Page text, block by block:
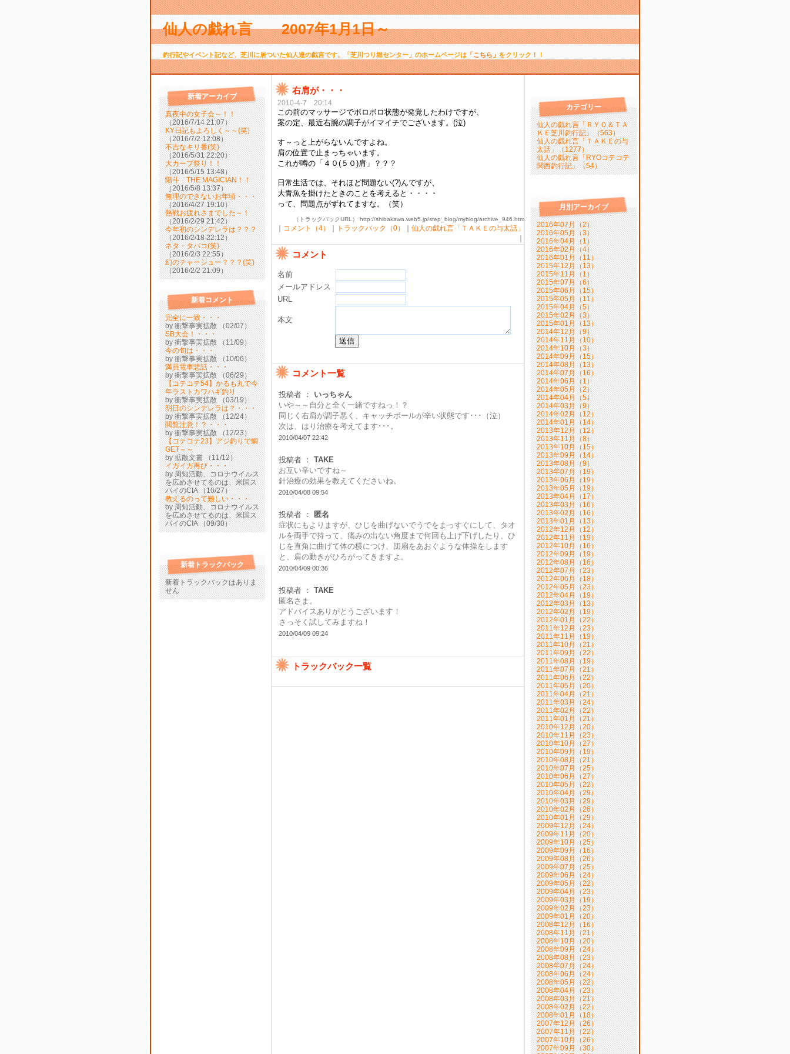
仙人の戯れ言 2007年1月1日～
釣行記やイベント記など、芝川に居ついた仙人達の戯言です。「芝川つり堀センター」のホームページは 「こちら」 をクリック！！
新着アーカイブ
真夜中の女子会～！！
（2016/7/14 21:07）
KY日記もよろしく～～(笑)
（2016/7/2 12:08）
不吉なキリ番(笑)
（2016/5/31 22:20）
大カープ祭り！！
（2016/5/15 13:48）
陽斗 THE MAGICIAN！！
（2016/5/8 13:37）
無理のできないお年頃・・・
（2016/4/27 19:10）
熱戦お疲れさまでした～！
（2016/2/29 21:42）
今年初のシンデレラは？？？
（2016/2/18 22:12）
ネタ・タバコ(笑)
（2016/2/3 22:55）
幻のチャーシュー？？？(笑)
（2016/2/2 21:09）
新着コメント
完全に一致・・・
by 衝撃事実拡散 （02/07）
SB大会！・・・
by 衝撃事実拡散 （11/09）
今の旬は・・・
by 衝撃事実拡散 （10/06）
満員電車悲話・・・
by 衝撃事実拡散 （06/29）
【コテコテ54】かるも丸で今
年ラストカワハギ釣り
by 衝撃事実拡散 （03/19）
明日のシンデレラは？・・・
by 衝撃事実拡散 （12/24）
閲覧注意！？・・・
by 衝撃事実拡散 （12/23）
【コテコテ23】アジ釣りで鯛
GET～～
by 拡散文書 （11/12）
イガイガ再び・・・
by 周知活動、コロナウイルス
を広めさせてるのは、米国ス
パイのCIA （10/27）
教えるのって難しい・・・
by 周知活動、コロナウイルス
を広めさせてるのは、米国ス
パイのCIA （09/30）
新着トラックバック
新着トラックバックはありま
せん
右肩が・・・
2010-4-7 20:14
この前のマッサージでボロボロ状態が発覚したわけですが、
案の定、最近右腕の調子がイマイチでございます。(泣)
す～っと上がらないんですよね。
肩の位置で止まっちゃいます。
これが噂の「４０(５０)肩」？？？
日常生活では、それほど問題ない(?)んですが、
大青魚を掛けたときのことを考えると・・・・
って、問題点がずれてますな。（笑）
（トラックバックURL） http://shibakawa.web5.jp/step_blog/myblog/archive_946.htm
コメント（4） トラックバック（0）
仙人の戯れ言「ＴＡＫＥの与太話」
コメント
名前
メールアドレス
URL
本文
コメント一覧
投稿者 ： いっちゃん
いや～～自分と全く一緒ですねっ！？
同じく右肩が調子悪く、キャッチボールが辛い状態です･･･（泣）
次は、はり治療を考えてます･･･。
2010/04/07 22:42
投稿者 ： TAKE
お互い辛いですね～
針治療の効果を教えてくださいね。
2010/04/08 09:54
投稿者 ：
匿名
症状にもよりますが、ひじを曲げないでうでをまっすぐにして、タオ
ルを両手で持って、痛みの出ない角度まで何回も上げ下げしたり、ひ
じを直角に曲げて体の横につけ、団扇をあおぐような体操をします
と、肩の動きがひろがってきますよ。
2010/04/09 00:36
投稿者 ： TAKE
匿名さま。
アドバイスありがとうございます！
さっそく試してみますね！
2010/04/09 09:24
トラックバック一覧
カテゴリー
仙人の戯れ言「ＲＹＯ＆ＴＡ
ＫＥ芝川釣行記」（563）
仙人の戯れ言「ＴＡＫＥの与
太話」（1277）
仙人の戯れ言「RYOコテコテ
関西釣行記」（54）
月別アーカイブ
2016年07月（2）
2016年05月（3）
2016年04月（1）
2016年02月（4）
2016年01月（11）
2015年12月（13）
2015年11月（1）
2015年07月（6）
2015年06月（15）
2015年05月（11）
2015年04月（5）
2015年02月（3）
2015年01月（13）
2014年12月（9）
2014年11月（10）
2014年10月（3）
2014年09月（15）
2014年08月（13）
2014年07月（16）
2014年06月（1）
2014年05月（2）
2014年04月（5）
2014年03月（9）
2014年02月（12）
2014年01月（14）
2013年12月（12）
2013年11月（8）
2013年10月（15）
2013年09月（14）
2013年08月（9）
2013年07月（19）
2013年06月（19）
2013年05月（19）
2013年04月（17）
2013年03月（16）
2013年02月（16）
2013年01月（13）
2012年12月（12）
2012年11月（19）
2012年10月（16）
2012年09月（19）
2012年08月（16）
2012年07月（23）
2012年06月（18）
2012年05月（23）
2012年04月（19）
2012年03月（13）
2012年02月（19）
2012年01月（22）
2011年12月（23）
2011年11月（19）
2011年10月（21）
2011年09月（22）
2011年08月（19）
2011年07月（21）
2011年06月（22）
2011年05月（20）
2011年04月（21）
2011年03月（24）
2011年02月（22）
2011年01月（21）
2010年12月（20）
2010年11月（23）
2010年10月（27）
2010年09月（19）
2010年08月（21）
2010年07月（25）
2010年06月（27）
2010年05月（22）
2010年04月（29）
2010年03月（29）
2010年02月（26）
2010年01月（29）
2009年12月（24）
2009年11月（20）
2009年10月（25）
2009年09月（16）
2009年08月（26）
2009年07月（25）
2009年06月（24）
2009年05月（22）
2009年04月（23）
2009年03月（19）
2009年02月（23）
2009年01月（20）
2008年12月（16）
2008年11月（21）
2008年10月（20）
2008年09月（24）
2008年08月（23）
2008年07月（24）
2008年06月（24）
2008年05月（22）
2008年04月（23）
2008年03月（21）
2008年02月（22）
2008年01月（18）
2007年12月（26）
2007年11月（22）
2007年10月（26）
2007年09月（30）